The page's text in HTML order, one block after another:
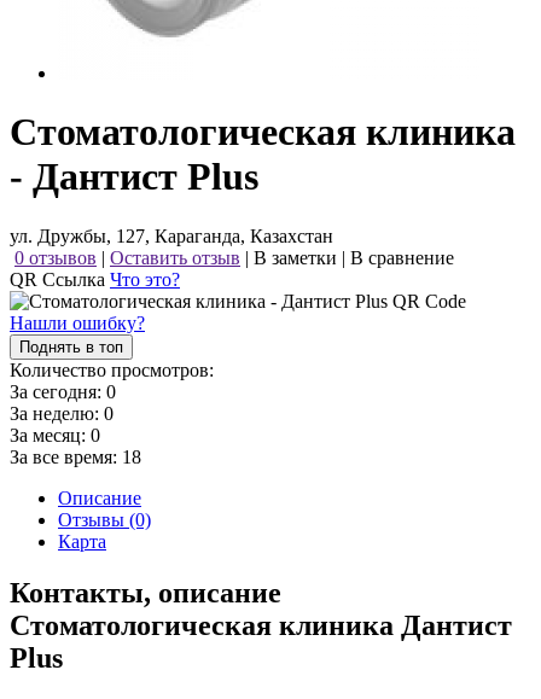
Стоматологическая клиника
- Дантист Plus
ул. Дружбы, 127, Караганда, Казахстан
0 отзывов | Оставить отзыв | В заметки | В сравнение
QR Ссылка Что это?
Нашли ошибку?
Поднять в топ
Количество просмотров:
За сегодня: 0
За неделю: 0
За месяц: 0
За все время: 18
Описание
Отзывы (0)
Карта
Контакты, описание
Стоматологическая клиника Дантист
Plus